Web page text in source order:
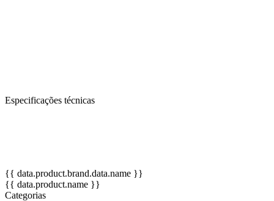
Especificações técnicas
{{ data.product.brand.data.name }}
{{ data.product.name }}
Categorias